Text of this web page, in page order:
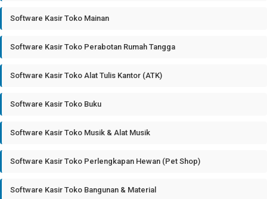
Software Kasir Toko Mainan
Software Kasir Toko Perabotan Rumah Tangga
Software Kasir Toko Alat Tulis Kantor (ATK)
Software Kasir Toko Buku
Software Kasir Toko Musik & Alat Musik
Software Kasir Toko Perlengkapan Hewan (Pet Shop)
Software Kasir Toko Bangunan & Material